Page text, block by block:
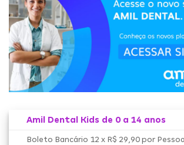
Amil Dental Kids de 0 a 14 anos
Boleto Bancário 12 x R$ 29,90 por Pessoa